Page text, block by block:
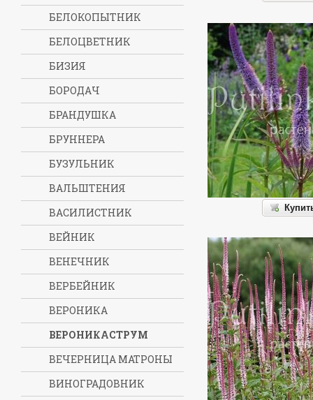
БЕЛОКОПЫТНИК
БЕЛОЦВЕТНИК
БИЗИЯ
БОРОДАЧ
БРАНДУШКА
БРУННЕРА
БУЗУЛЬНИК
ВАЛЬШТЕНИЯ
ВАСИЛИСТНИК
ВЕЙНИК
ВЕНЕЧНИК
ВЕРБЕЙНИК
ВЕРОНИКА
ВЕРОНИКАСТРУМ
ВЕЧЕРНИЦА МАТРОНЫ
ВИНОГРАДОВНИК